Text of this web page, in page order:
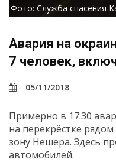
Фото: Служба спасения
Авария на
7 человек,
05/11/2018
Примерно в 17:30
на перекрёстке
зону Нешера. Здесь
автомобилей.